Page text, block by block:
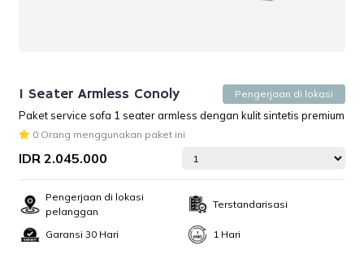
1 Seater Armless Conoly Pengerjaan di lokasi
Paket service sofa 1 seater armless dengan kulit sintetis premium
0 Orang menggunakan paket ini
IDR 2.045.000
Pengerjaan di lokasi
pelanggan
Terstandarisasi
Garansi 30 Hari 1 Hari